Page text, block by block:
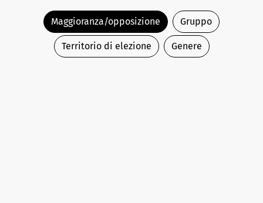
Maggioranza/opposizione Gruppo
Territorio di elezione Genere